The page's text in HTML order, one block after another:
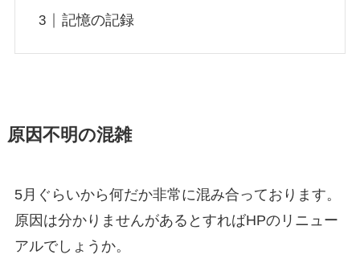
記憶の記録
原因不明の混雑
5月ぐらいから何だか非常に混み合っております。
原因は分かりませんがあるとすればHPのリニュー
アルでしょうか。